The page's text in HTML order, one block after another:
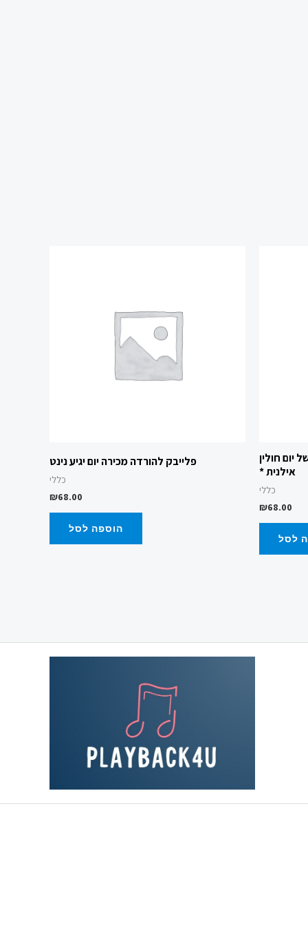
יום חולין
אילנית *
כללי
₪68.00
לסל
פלייבק להורדה מכירה יום יגיע נינט
כללי
₪68.00
הוספה לסל